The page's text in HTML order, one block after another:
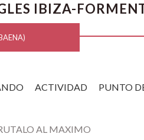
IBIZA-
ACTIVIDAD PUNTO
AL MAXIMO